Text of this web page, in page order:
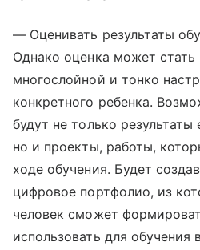
— Оценивать результаты
Однако оценка может стать
многослойной и тонко
конкретного ребенка.
будут не только результаты
но и проекты, работы,
ходе обучения. Будет
цифровое портфолио, из
человек сможет
использовать для обучения